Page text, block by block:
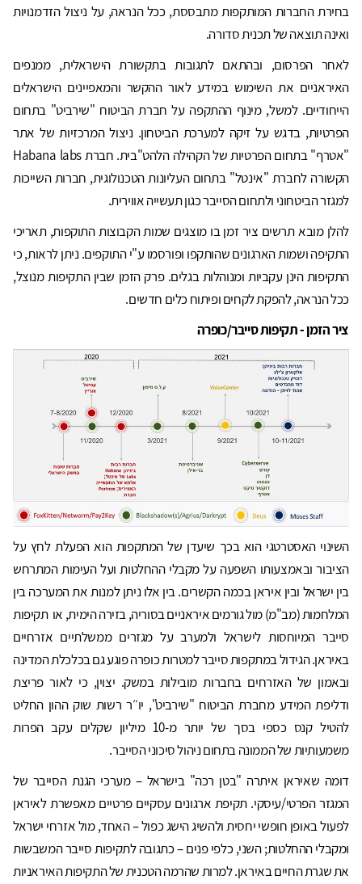
בחירת החברות המותקפות מתבססת, ככל הנראה, על ניצול הזדמנויות
ואינה תוצאה של תכנית סדורה.
לאחר הפרסום, ובהתאם לתגובות בתקשורת הישראלית, ממנפים
האיראניים את השימוש במידע לאור ההקשר והמאפיינים הישראלים
הייחודיים. למשל, מינוף ההתקפה על חברת הביטוח "שירביט" בתחום
הפרטיות, בדגש על זיקה למערכת הביטחון. ניצול המרכזיות של אתר
"אטרף" בתחום הפרטיות של הקהילה הלהט"בית. חברת Habana labs
הקשורה לחברת "אינטל" בתחום העליונות הטכנולוגית, חברות השייכות
למגזר הביטחוני ולתחום הסייבר כגון תעשייה אווירית.
להלן מובא תרשים ציר זמן בו מוצגים שמות הקבוצות התוקפות, תאריכי
התקיפה ושמות הארגונים שהותקפו ופורסמו ע"י התוקפים. ניתן לראות, כי
התקיפות הינן עקביות ומנוהלות בגלים. פרק הזמן שבין התקיפות מנוצל,
ככל הנראה, להפקת לקחים ופיתוח כלים חדשים.
ציר הזמן - תקיפות סייבר/כופרה
השינוי האסטרטגי הוא בכך שיעדן של המתקפות הוא הפעלת לחץ על
הציבור ובאמצעותו השפעה על מקבלי ההחלטות ועל העימות המתרחש
בין ישראל ובין איראן בכמה הקשרים. בין אלו ניתן למנות את המערכה בין
המלחמות (מב"מ) מול גורמים איראניים בסוריה, בזירה הימית, או תקיפות
סייבר המיוחסות לישראל ולמערב על מגזרים ממשלתיים אזרחיים
באיראן. הגידול במתקפות סייבר למטרות כופרה פוגע גם בכלכלת המדינה
ובאמון של האזרחים בחברות מובילות במשק. יצוין, כי לאור פריצת
ודליפת המידע מחברת הביטוח "שירביט", יו׳׳ר רשות שוק ההון החליט
להטיל קנס כספי בסך של יותר מ-10 מיליון שקלים עקב הפרות
משמעותיות של הממונה בתחום ניהול סיכוני הסייבר.
דומה שאיראן איתרה "בטן רכה" בישראל – מערכי הגנת הסייבר של
המגזר הפרטי/עיסקי. תקיפת ארגונים עסקיים פרטיים מאפשרת לאיראן
לפעול באופן חופשי יחסית ולהשיג הישג כפול – האחד, מול אזרחי ישראל
ומקבלי ההחלטות; השני, כלפי פנים – כתגובה לתקיפות סייבר המשבשות
את שגרת החיים באיראן. למרות שהרמה הטכנית של התקיפות האיראניות